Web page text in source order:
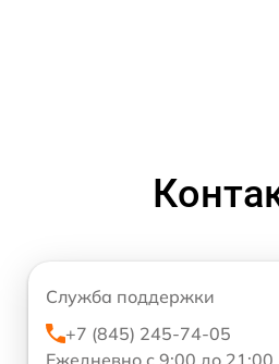
Служба поддержки
+7 (845) 245-74-05
Ежедневно с 9:00 до 21:00